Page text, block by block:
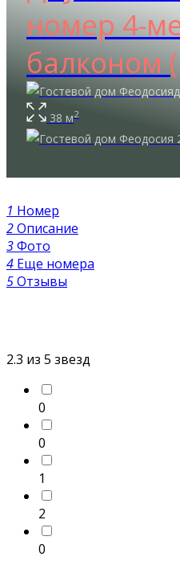
номер 4-
балконом
38 м2
1 Номер
2Описание
3Фото
4 Еще номера
5Отзывы
2.3 из 5 звезд
0
0
1
2
0